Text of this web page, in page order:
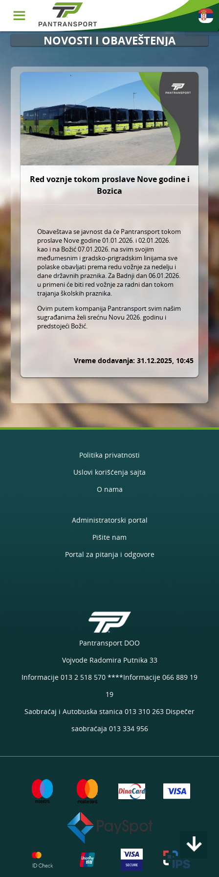
☰
NOVOSTI I OBAVEŠTENJA
Red voznje tokom proslave Nove godine i
Bozica
Obaveštava se javnost da će Pantransport tokom
proslave Nove godine 01.01.2026. i 02.01.2026.
kao i na Božić 07.01.2026. na svim svojim
međumesnim i gradsko-prigradskim linijama sve
polaske obavljati prema redu vožnje za nedelju i
dane državnih praznika. Za Badnji dan 06.01.2026.
u primeni će biti red vožnje za radni dan tokom
trajanja školskih praznika.
Ovim putem kompanija Pantransport svim našim
sugrađanima želi srećnu Novu 2026. godinu i
predstojeći Božić.
Vreme dodavanja: 31.12.2025, 10:45
filter_list
arrow_downward
Politika privatnosti
Uslovi korišćenja sajta
O nama
Administratorski portal
Pišite nam
Portal za pitanja i odgovore
Pantransport DOO
Vojvode Radomira Putnika 33
Informacije 013 2 518 570 ****Informacije 066 889 19
19
Saobraćaj i Autobuska stanica 013 310 263 Dispečer
saobraćaja 013 334 956